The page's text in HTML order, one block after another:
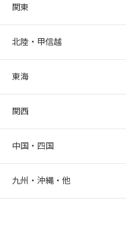
関東
北陸・甲信越
東海
関西
中国・四国
九州・沖縄・他